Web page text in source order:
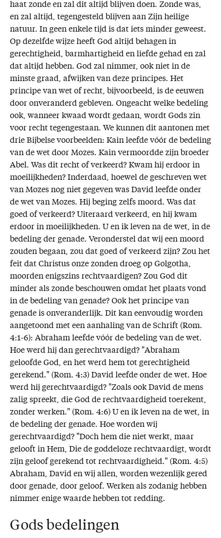
haat zonde en zal dit altijd blijven doen. Zonde was,
en zal altijd, tegengesteld blijven aan Zijn heilige
natuur. In geen enkele tijd is dat iets minder geweest.
Op dezelfde wijze heeft God altijd behagen in
gerechtigheid, barmhartigheid en liefde gehad en zal
dat altijd hebben. God zal nimmer, ook niet in de
minste graad, afwijken van deze principes. Het
principe van wet of recht, bijvoorbeeld, is de eeuwen
door onveranderd gebleven. Ongeacht welke bedeling
ook, wanneer kwaad wordt gedaan, wordt Gods zin
voor recht tegengestaan. We kunnen dit aantonen met
drie Bijbelse voorbeelden: Kain leefde vóór de bedeling
van de wet door Mozes. Kain vermoordde zijn broeder
Abel. Was dit recht of verkeerd? Kwam hij erdoor in
moeilijkheden? Inderdaad, hoewel de geschreven wet
van Mozes nog niet gegeven was David leefde onder
de wet van Mozes. Hij beging zelfs moord. Was dat
goed of verkeerd? Uiteraard verkeerd, en hij kwam
erdoor in moeilijkheden. U en ik leven na de wet, in de
bedeling der genade. Veronderstel dat wij een moord
zouden begaan, zou dat goed of verkeerd zijn? Zou het
feit dat Christus onze zonden droeg op Golgotha,
moorden enigszins rechtvaardigen? Zou God dit
minder als zonde beschouwen omdat het plaats vond
in de bedeling van genade? Ook het principe van
genade is onveranderlijk. Dit kan eenvoudig worden
aangetoond met een aanhaling van de Schrift (Rom.
4:1-6): Abraham leefde vóór de bedeling van de wet.
Hoe werd hij dan gerechtvaardigd? "Abraham
geloofde God, en het werd hem tot gerechtigheid
gerekend." (Rom. 4:3) David leefde onder de wet. Hoe
werd hij gerechtvaardigd? "Zoals ook David de mens
zalig spreekt, die God de rechtvaardigheid toerekent,
zonder werken." (Rom. 4:6) U en ik leven na de wet, in
de bedeling der genade. Hoe worden wij
gerechtvaardigd? "Doch hem die niet werkt, maar
gelooft in Hem, Die de goddeloze rechtvaardigt, wordt
zijn geloof gerekend tot rechtvaardigheid." (Rom. 4:5)
Abraham, David en wij allen, worden wezenlijk gered
door genade, door geloof. Werken als zodanig hebben
nimmer enige waarde hebben tot redding.
Gods bedelingen